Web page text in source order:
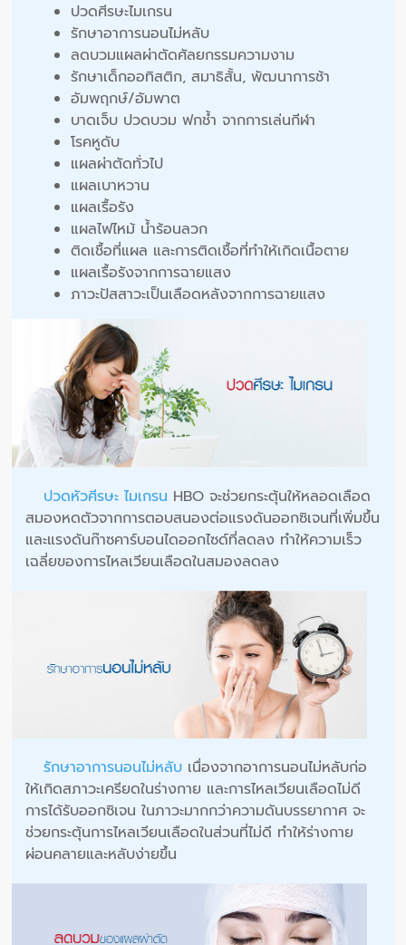
ปวดศีรษะไมเกรน
รักษาอาการนอนไม่หลับ
ลดบวมแผลผ่าตัดศัลยกรรมความงาม
รักษาเด็กออทิสติก, สมาธิสั้น, พัฒนาการช้า
อัมพฤกษ์/อัมพาต
บาดเจ็บ ปวดบวม ฟกช้ำ จากการเล่นกีฬา
โรคหูดับ
แผลผ่าตัดทั่วไป
แผลเบาหวาน
แผลเรื้อรัง
แผลไฟไหม้ น้ำร้อนลวก
ติดเชื้อที่แผล และการติดเชื้อที่ทำให้เกิดเนื้อตาย
แผลเรื้อรังจากการฉายแสง
ภาวะปัสสาวะเป็นเลือดหลังจากการฉายแสง
ปวดหัวศีรษะ ไมเกรน HBO จะช่วยกระตุ้นให้หลอดเลือด
สมองหดตัวจากการตอบสนองต่อแรงดันออกซิเจนที่เพิ่มขึ้น
และแรงดันก๊าซคาร์บอนไดออกไซด์ที่ลดลง ทำให้ความเร็ว
เฉลี่ยของการไหลเวียนเลือดในสมองลดลง
รักษาอาการนอนไม่หลับ เนื่องจากอาการนอนไม่หลับก่อ
ให้เกิดสภาวะเครียดในร่างกาย และการไหลเวียนเลือดไม่ดี
การได้รับออกซิเจน ในภาวะมากกว่าความดันบรรยากาศ จะ
ช่วยกระตุ้นการไหลเวียนเลือดในส่วนที่ไม่ดี ทำให้ร่างกาย
ผ่อนคลายและหลับง่ายขึ้น